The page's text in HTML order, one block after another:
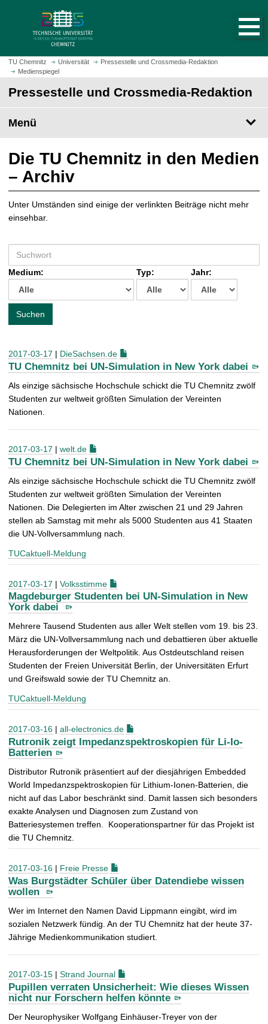
m
H
t
s
i
e
a
u
f
r
u
f
e
TU Chemnitz Universität
Pressestelle und Crossmedia-Redaktion
Medienspiegel
Pressestelle und Crossmedia-Redaktion
Menü
Die TU Chemnitz in den Medien
– Archiv
Unter Umständen sind einige der verlinkten Beiträge nicht mehr
einsehbar.
u
c
e
h
Medium: Typ: Jahr:
Suchen
2017-03-17 | DieSachsen.de
TU Chemnitz bei UN-Simulation in New York dabei
Als einzige sächsische Hochschule schickt die TU Chemnitz zwölf
Studenten zur weltweit größten Simulation der Vereinten
Nationen.
2017-03-17 | welt.de
TU Chemnitz bei UN-Simulation in New York dabei
Als einzige sächsische Hochschule schickt die TU Chemnitz zwölf
Studenten zur weltweit größten Simulation der Vereinten
Nationen. Die Delegierten im Alter zwischen 21 und 29 Jahren
stellen ab Samstag mit mehr als 5000 Studenten aus 41 Staaten
die UN-Vollversammlung nach.
TUCaktuell-Meldung
2017-03-17 | Volksstimme
Magdeburger Studenten bei UN-Simulation in New
York dabei
Mehrere Tausend Studenten aus aller Welt stellen vom 19. bis 23.
März die UN-Vollversammlung nach und debattieren über aktuelle
Herausforderungen der Weltpolitik. Aus Ostdeutschland reisen
Studenten der Freien Universität Berlin, der Universitäten Erfurt
und Greifswald sowie der TU Chemnitz an.
TUCaktuell-Meldung
2017-03-16 | all-electronics.de
Rutronik zeigt Impedanzspektroskopien für Li-Io-
Batterien
Distributor Rutronik präsentiert auf der diesjährigen Embedded
World Impedanzspektroskopien für Lithium-Ionen-Batterien, die
nicht auf das Labor beschränkt sind. Damit lassen sich besonders
exakte Analysen und Diagnosen zum Zustand von
Batteriesystemen treffen. Kooperationspartner für das Projekt ist
die TU Chemnitz.
2017-03-16 | Freie Presse
Was Burgstädter Schüler über Datendiebe wissen
wollen
Wer im Internet den Namen David Lippmann eingibt, wird im
sozialen Netzwerk fündig. An der TU Chemnitz hat der heute 37-
Jährige Medienkommunikation studiert.
2017-03-15 | Strand Journal
Pupillen verraten Unsicherheit: Wie dieses Wissen
nicht nur Forschern helfen könnte
Der Neurophysiker Wolfgang Einhäuser-Treyer von der